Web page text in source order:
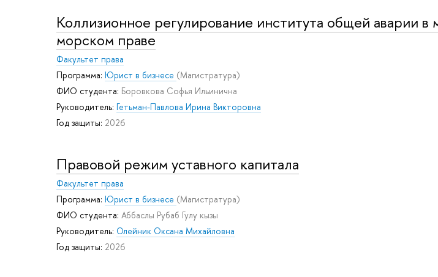
Коллизионное регулирование института общей аварии
морском праве
Факультет права
Программа: Юрист в бизнесе (Магистратура)
ФИО студента: Боровкова Софья Ильинична
Руководитель: Гетьман-Павлова Ирина Викторовна
Год защиты: 2026
Правовой режим уставного капитала
Факультет права
Программа: Юрист в бизнесе (Магистратура)
ФИО студента: Аббаслы Рубаб Гулу кызы
Руководитель: Олейник Оксана Михайловна
Год защиты: 2026